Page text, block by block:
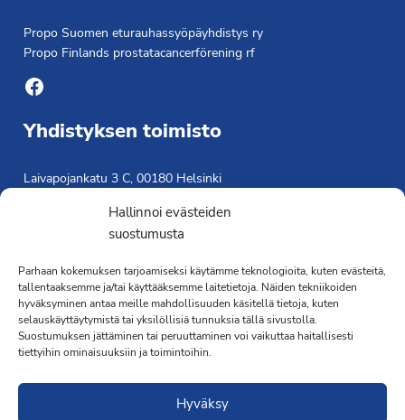
Hallinnoi evästeiden
suostumusta
Parhaan kokemuksen tarjoamiseksi käytämme teknologioita, kuten evästeitä,
tallentaaksemme ja/tai käyttääksemme laitetietoja. Näiden tekniikoiden
hyväksyminen antaa meille mahdollisuuden käsitellä tietoja, kuten
selauskäyttäytymistä tai yksilöllisiä tunnuksia tällä sivustolla.
Suostumuksen jättäminen tai peruuttaminen voi vaikuttaa haitallisesti
tiettyihin ominaisuuksiin ja toimintoihin.
Hyväksy
Propo Suomen eturauhassyöpäyhdistys ry
Propo Finlands prostatacancerförening rf
Facebook
Yhdistyksen toimisto
Laivapojankatu 3 C, 00180 Helsinki
Saavutettavuusseloste »
Toiminnanjohtaja
Kimmo Järvinen
Terveydenhoitaja
041 501 4176